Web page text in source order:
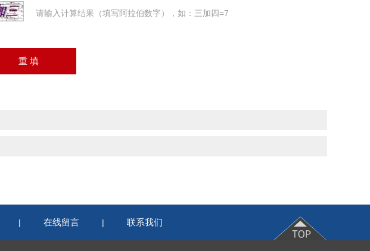
请输入计算结果（填写阿拉伯数字），如：三加四=7
| 在线留言 | 联系我们